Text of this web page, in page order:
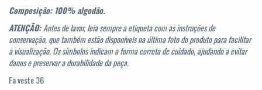
Composição: 100% algodão.
ATENÇÃO:Antes de lavar, leia sempre a etiqueta com as instruções de
conservação, que também estão disponíveis na última foto do produto para facilitar
a visualização. Os símbolos indicam a forma correta de cuidado, ajudando a evitar
danos e preservar a durabilidade da peça.
Fa veste 36